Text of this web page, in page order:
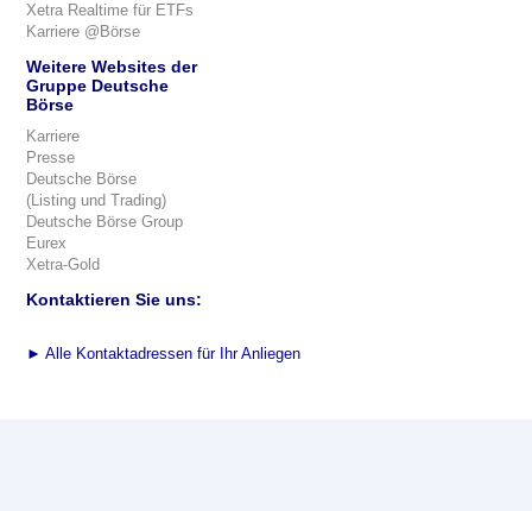
Xetra Realtime für ETFs
Karriere @Börse
Weitere Websites der
Gruppe Deutsche
Börse
Karriere
Presse
Deutsche Börse
(Listing und Trading)
Deutsche Börse Group
Eurex
Xetra-Gold
Kontaktieren Sie uns:
► Alle Kontaktadressen für Ihr Anliegen